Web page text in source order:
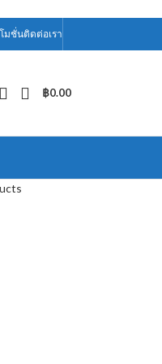
มชั่นติดต่อเรา
฿0.00